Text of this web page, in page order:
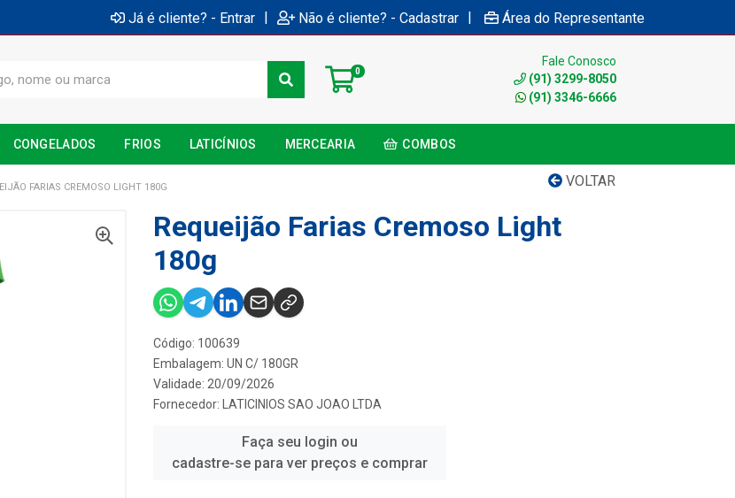
Já é cliente? - Entrar | Não é cliente? - Cadastrar | Área do Representante
0
Fale Conosco
(91) 3299-8050
(91) 3346-6666
CONGELADOS FRIOS LATICÍNIOS MERCEARIA COMBOS
VOLTAR
FARIAS CREMOSO LIGHT 180G
Requeijão Farias Cremoso Light
180g
Código: 100639
Embalagem: UN C/ 180GR
Validade: 20/09/2026
Fornecedor:
LATICINIOS SAO JOAO LTDA
Faça seu login ou
cadastre-se para ver preços e comprar